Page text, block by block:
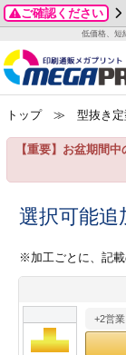
ご確認ください
低価格、短
グッズ
ステッカー
ックカード印刷
業ツール印刷
＆盛り上げ印刷
お客様へ
いて
方法
/送料について
刷
カード印刷
ックカード名刺
ムカード
型マル型印刷
成前に
ガイド
加工指示ガイ
ード印刷
名刺印刷
ックカード
ード印刷
印刷
一覧
わせ
り
プル請求
2026年 8月
月
火 水
3
4 5
24
25 26
1
2
8 9
トップ≫ 型抜き定型
【重要】お盆期間
選択可能追
※加工ごとに、記載
+2営業